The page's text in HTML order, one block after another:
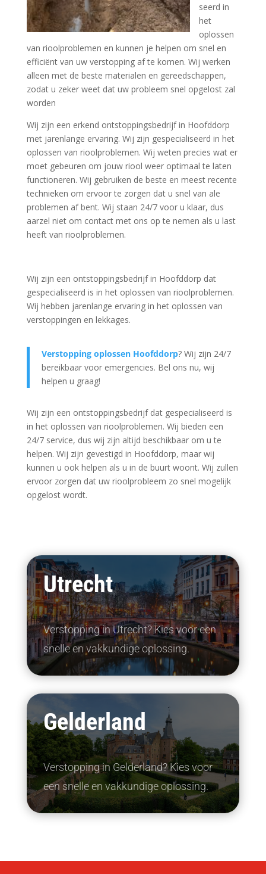
seerd in
het
oplossen
van rioolproblemen en kunnen je helpen om snel en
efficiënt van uw verstopping af te komen. Wij werken
alleen met de beste materialen en gereedschappen,
zodat u zeker weet dat uw probleem snel opgelost zal
worden
Wij zijn een erkend ontstoppingsbedrijf in Hoofddorp
met jarenlange ervaring. Wij zijn gespecialiseerd in het
oplossen van rioolproblemen. Wij weten precies wat er
moet gebeuren om jouw riool weer optimaal te laten
functioneren. Wij gebruiken de beste en meest recente
technieken om ervoor te zorgen dat u snel van ale
problemen af bent. Wij staan 24/7 voor u klaar, dus
aarzel niet om contact met ons op te nemen als u last
heeft van rioolproblemen.
Wij zijn een ontstoppingsbedrijf in Hoofddorp dat
gespecialiseerd is in het oplossen van rioolproblemen.
Wij hebben jarenlange ervaring in het oplossen van
verstoppingen en lekkages.
Verstopping oplossen Hoofddorp? Wij zijn 24/7
bereikbaar voor emergencies. Bel ons nu, wij
helpen u graag!
Wij zijn een ontstoppingsbedrijf dat gespecialiseerd is
in het oplossen van rioolproblemen. Wij bieden een
24/7 service, dus wij zijn altijd beschikbaar om u te
helpen. Wij zijn gevestigd in Hoofddorp, maar wij
kunnen u ook helpen als u in de buurt woont. Wij zullen
ervoor zorgen dat uw rioolprobleem zo snel mogelijk
opgelost wordt.
Utrecht
Verstopping in Utrecht? Kies voor een
snelle en vakkundige oplossing.
Gelderland
Verstopping in Gelderland? Kies voor
een snelle en vakkundige oplossing.